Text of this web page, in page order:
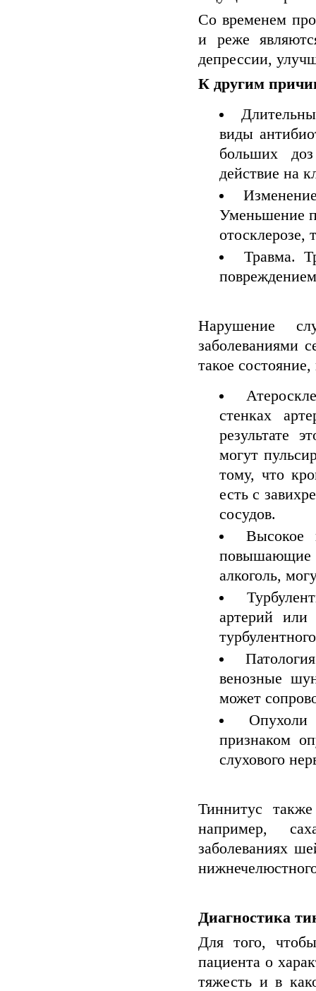
Со временем
и реже
депрессии,
К другим
виды
больших
действие на
Уменьшение
отосклерозе,
Травма.
Нарушение
заболеваниями
такое
стенках
результате
могут
тому, что
есть с
сосудов.
Высокое
повышающие
алкоголь,
артерий
венозные
может
признаком
слухового
Тиннитус
например,
заболеваниях
Диагностика
Для того,
пациента о
тяжесть и в